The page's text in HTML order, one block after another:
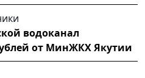
водоканал
от МинЖКХ Якутии